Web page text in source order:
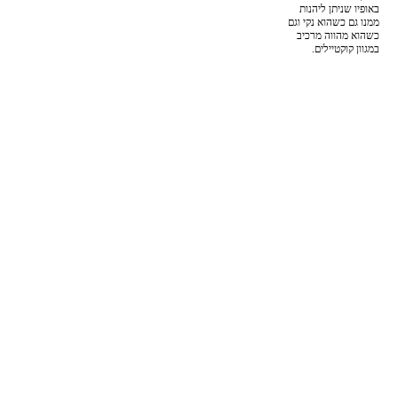
באופיו שניתן ליהנות
ממנו גם כשהוא נקי וגם
כשהוא מהווה מרכיב
במגוון קוקטיילים.